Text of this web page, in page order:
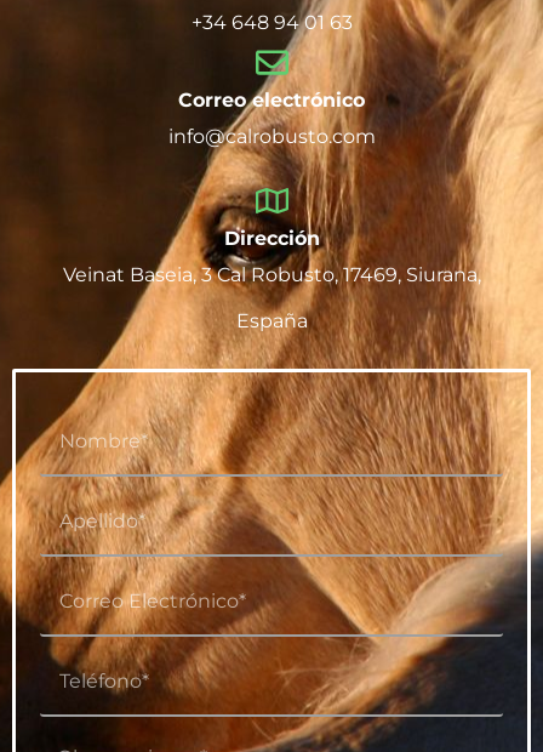
+34 648 94 01 63
Correo electrónico
info@calrobusto.com
Dirección
Veinat Baseia, 3 Cal Robusto, 17469, Siurana,
España